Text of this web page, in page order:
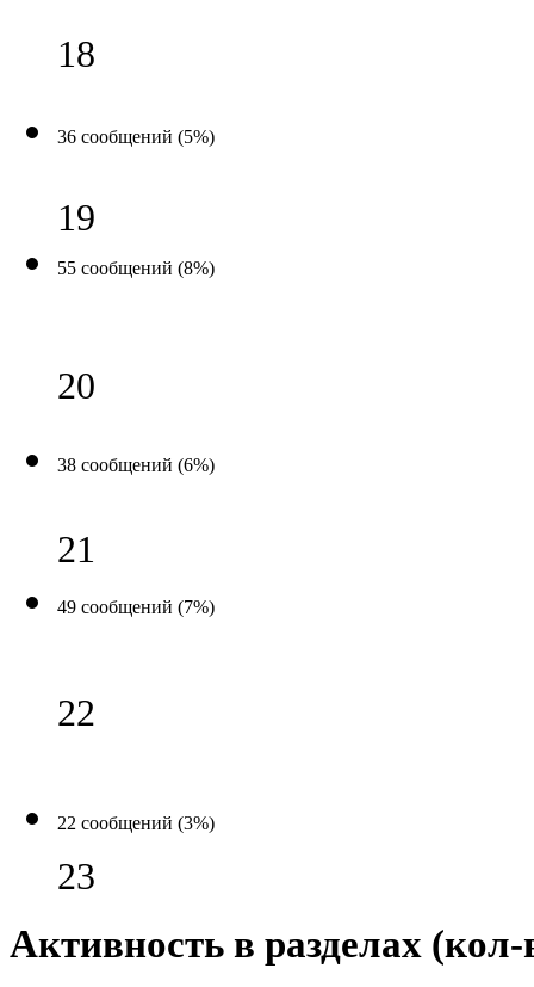
18
36 сообщений (5%)
19
55 сообщений (8%)
20
38 сообщений (6%)
21
49 сообщений (7%)
22
22 сообщений (3%)
23
Активность в разделах